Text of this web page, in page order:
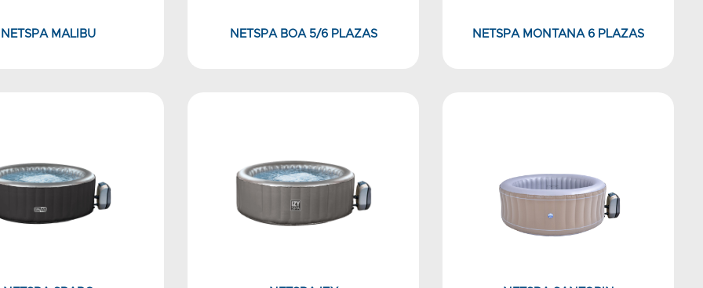
NETSPA MALIBU NETSPA BOA 5/6 PLAZAS NETSPA MONTANA 6 PLAZAS